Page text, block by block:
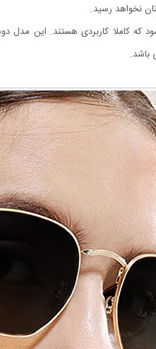
نخواهد رسيد.
کاملا کاربردی هستند. این مدل
باشد.